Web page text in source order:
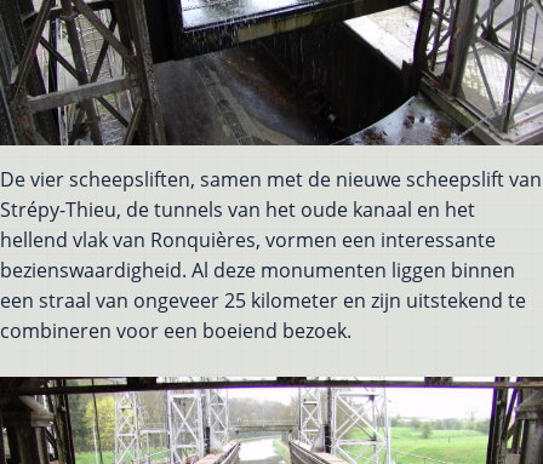
De vier scheepsliften, samen met de nieuwe scheepslift van
Strépy-Thieu, de tunnels van het oude kanaal en het
hellend vlak van Ronquières, vormen een interessante
bezienswaardigheid. Al deze monumenten liggen binnen
een straal van ongeveer 25 kilometer en zijn uitstekend te
combineren voor een boeiend bezoek.